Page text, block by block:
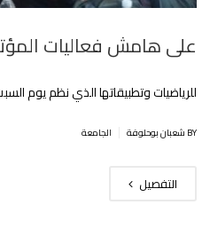
على هامش فعاليات
للرياضيات وتطبيقاتها الذي نظم يوم السبت 7 ديسمبر
BY شعبان بوحلوفة الجامعة
التفصيل